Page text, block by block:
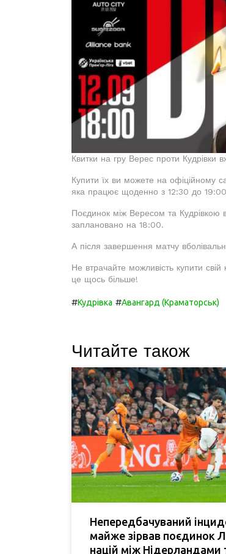
Квитки на гру Верес проти Кудрівки
Купити їх ви можете на офіційному
яка працює щоденно з 12:30 до
Поєдинок між Вересом та Кудрівкою
заплановано на 18:00.
А після завершення матчу
Не втрачайте можливість купити
це щось більше!
#Кудрівка #Авангард (Краматорськ)
Читайте також
Непередбачуваний
майже зірвав поєдинок
націй між Нідерландами